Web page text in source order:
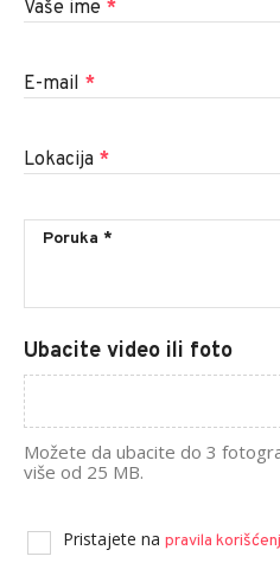
Vaše ime *
E-mail *
Lokacija *
Ubacite video ili foto
Možete da ubacite do 3
više od 25 MB.
Pristajete na pravila